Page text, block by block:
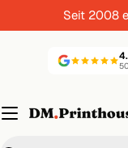
Inhalt
Seit 2008